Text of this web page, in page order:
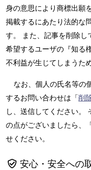
身の意思により商標出願
掲載するにあたり法的な
す。 また、記事を削除し
希望するユーザの『知る
不利益が生じてしまうた
なお、個人の氏名等の
するお問い合わせは「削
し、送信してください。
の点がございましたら、
せください。
安心・安全への